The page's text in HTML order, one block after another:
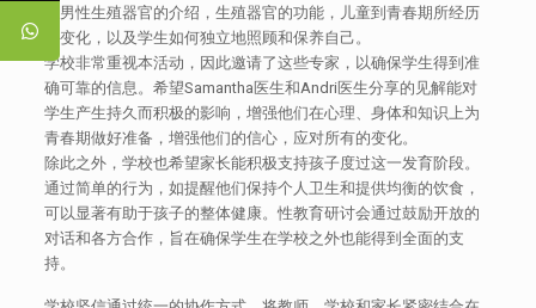
和男性生殖器官的介绍，生殖器官的功能，儿童到青春期所经历
的变化，以及学生如何独立地照顾和保养自己。
学校非常重视本活动，因此邀请了这些专家，以确保学生得到准
确可靠的信息。希望Samantha医生和Andri医生分享的见解能对
学生产生持久而积极的影响，增强他们在心理、身体和知识上为
青春期做好准备，增强他们的信心，应对所有的变化。
除此之外，学校也希望家长能积极支持孩子度过这一发育阶段。
通过简单的行为，如提醒他们保持个人卫生和提供均衡的饮食，
可以显著有助于孩子的整体健康。性教育研讨会通过鼓励开放的
对话和各方合作，旨在确保学生在学校之外也能得到全面的支
持。